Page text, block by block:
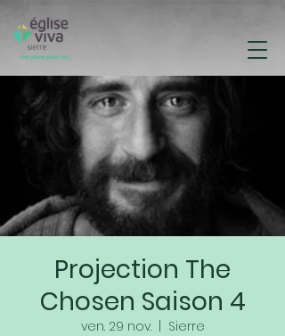
Projection The
Chosen Saison 4
ven. 29 nov.
  |
Sierre